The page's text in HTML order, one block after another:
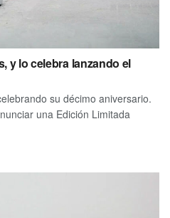
y lo celebra lanzando el
su décimo aniversario.
una Edición Limitada